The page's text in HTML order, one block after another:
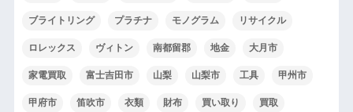
ブライトリング プラチナ モノグラム リサイクル
ロレックス ヴィトン 南都留郡 地金 大月市
家電買取 富士吉田市 山梨 山梨市 工具 甲州市
甲府市 笛吹市 衣類 財布 買い取り 買取